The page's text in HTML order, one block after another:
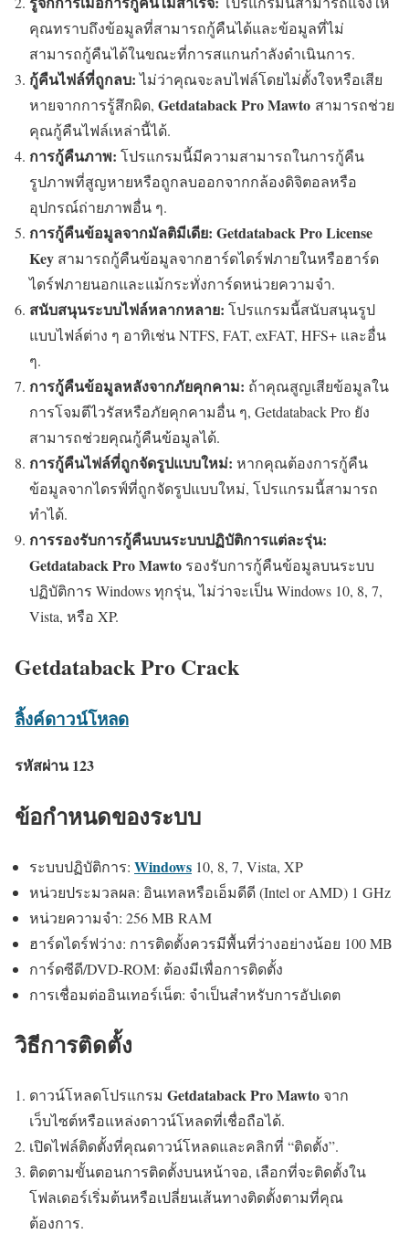
คุณทราบถึงข้อมูลที่สามารถกู้คืนได้และข้อมูลที่ไม่
สามารถกู้คืนได้ในขณะที่การสแกนกำลังดำเนินการ.
กู้คืนไฟล์ที่ถูกลบ:ไม่ว่าคุณจะลบไฟล์โดยไม่ตั้งใจหรือเสีย
หายจากการรู้สึกผิด, Getdataback Pro Mawto สามารถช่วย
คุณกู้คืนไฟล์เหล่านี้ได้.
การกู้คืนภาพ: โปรแกรมนี้มีความสามารถในการกู้คืน
รูปภาพที่สูญหายหรือถูกลบออกจากกล้องดิจิตอลหรือ
อุปกรณ์ถ่ายภาพอื่น ๆ.
การกู้คืนข้อมูลจากมัลติมีเดีย: Getdataback Pro License
Key สามารถกู้คืนข้อมูลจากฮาร์ดไดร์ฟภายในหรือฮาร์ด
ไดร์ฟภายนอกและแม้กระทั่งการ์ดหน่วยความจำ.
สนับสนุนระบบไฟล์หลากหลาย: โปรแกรมนี้สนับสนุนรูป
แบบไฟล์ต่าง ๆ อาทิเช่น NTFS, FAT, exFAT, HFS+ และอื่น
ๆ.
การกู้คืนข้อมูลหลังจากภัยคุกคาม: ถ้าคุณสูญเสียข้อมูลใน
การโจมตีไวรัสหรือภัยคุกคามอื่น ๆ, Getdataback Pro ยัง
สามารถช่วยคุณกู้คืนข้อมูลได้.
การกู้คืนไฟล์ที่ถูกจัดรูปแบบใหม่: หากคุณต้องการกู้คืน
ข้อมูลจากไดรฟ์ที่ถูกจัดรูปแบบใหม่, โปรแกรมนี้สามารถ
ทำได้.
การรองรับการกู้คืนบนระบบปฏิบัติการแต่ละรุ่น:
Getdataback Pro Mawto รองรับการกู้คืนข้อมูลบนระบบ
ปฏิบัติการ Windows ทุกรุ่น, ไม่ว่าจะเป็น Windows 10, 8, 7,
Vista, หรือ XP.
Getdataback Pro Crack
ลิ้งค์ดาวน์โหลด
รหัสผ่าน 123
ข้อกำหนดของระบบ
ระบบปฏิบัติการ: Windows 10, 8, 7, Vista, XP
หน่วยประมวลผล: อินเทลหรือเอ็มดีดี (Intel or AMD) 1 GHz
หน่วยความจำ: 256 MB RAM
ฮาร์ดไดร์ฟว่าง: การติดตั้งควรมีพื้นที่ว่างอย่างน้อย 100 MB
การ์ดซีดี/DVD-ROM: ต้องมีเพื่อการติดตั้ง
การเชื่อมต่ออินเทอร์เน็ต: จำเป็นสำหรับการอัปเดต
วิธีการติดตั้ง
ดาวน์โหลดโปรแกรม Getdataback Pro Mawto จาก
เว็บไซต์หรือแหล่งดาวน์โหลดที่เชื่อถือได้.
เปิดไฟล์ติดตั้งที่คุณดาวน์โหลดและคลิกที่ “ติดตั้ง”.
ติดตามขั้นตอนการติดตั้งบนหน้าจอ, เลือกที่จะติดตั้งใน
โฟลเดอร์เริ่มต้นหรือเปลี่ยนเส้นทางติดตั้งตามที่คุณ
ต้องการ.